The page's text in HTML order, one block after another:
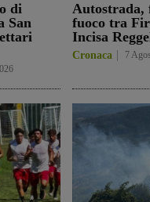
di
San
Autostrada,
fuoco tra
Incisa
Cronaca 7